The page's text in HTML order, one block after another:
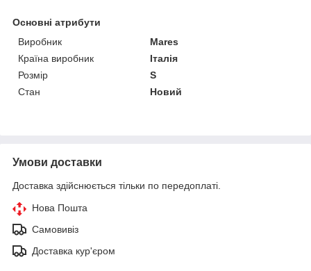
Основні атрибути
Виробник
Mares
Країна виробник
Італія
Розмір
S
Стан
Новий
Умови доставки
Доставка здійснюється тільки по передоплаті.
Нова Пошта
Самовивіз
Доставка кур'єром